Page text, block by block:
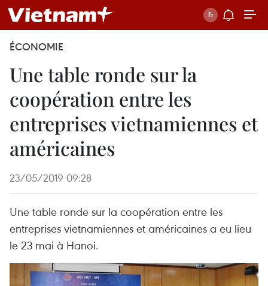
ÉCONOMIE
Une table ronde sur la
coopération entre les
entreprises vietnamiennes et
américaines
23/05/2019 09:28
Une table ronde sur la coopération entre les
entreprises vietnamiennes et américaines a eu lieu
le 23 mai à Hanoi.